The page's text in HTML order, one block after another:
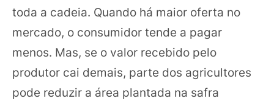
toda a cadeia. Quando há maior oferta no
mercado, o consumidor tende a pagar
menos. Mas, se o valor recebido pelo
produtor cai demais, parte dos agricultores
pode reduzir a área plantada na safra